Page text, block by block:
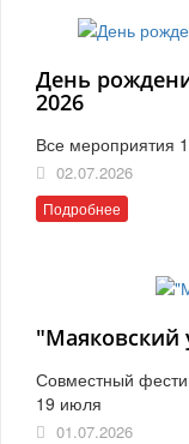
День
2026
Все мероприятия
02.07.2026
Подробнее
"Маяковский
Совместный
19 июля
01.07.2026